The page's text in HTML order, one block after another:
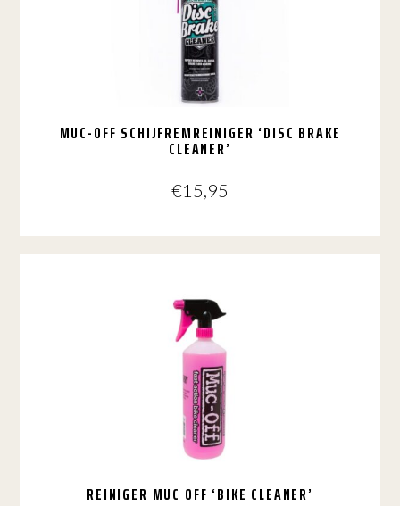
MUC-OFF SCHIJFREMREINIGER ‘DISC BRAKE
CLEANER’
€15,95
REINIGER MUC OFF ‘BIKE CLEANER’